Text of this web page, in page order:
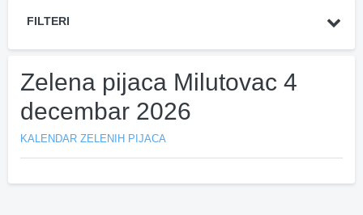
FILTERI
Zelena pijaca Milutovac 4
decembar 2026
KALENDAR ZELENIH PIJACA